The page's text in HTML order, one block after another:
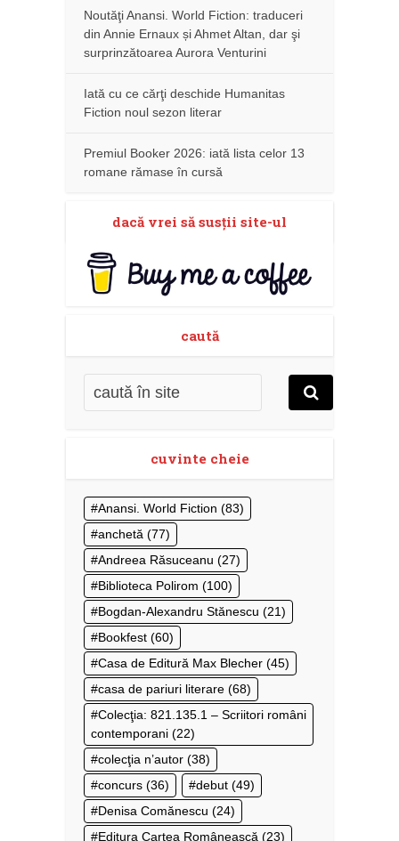
Noutăţi Anansi. World Fiction: traduceri
din Annie Ernaux și Ahmet Altan, dar şi
surprinzătoarea Aurora Venturini
Iată cu ce cărţi deschide Humanitas
Fiction noul sezon literar
Premiul Booker 2026: iată lista celor 13
romane rămase în cursă
dacă vrei să susţii site-ul
caută
cuvinte cheie
Anansi. World Fiction (83)
anchetă (77)
Andreea Răsuceanu (27)
Biblioteca Polirom (100)
Bogdan-Alexandru Stănescu (21)
Bookfest (60)
Casa de Editură Max Blecher (45)
casa de pariuri literare (68)
Colecţia: 821.135.1 – Scriitori români
contemporani (22)
colecţia n’autor (38)
concurs (36) debut (49)
Denisa Comănescu (24)
Editura Cartea Românească (23)